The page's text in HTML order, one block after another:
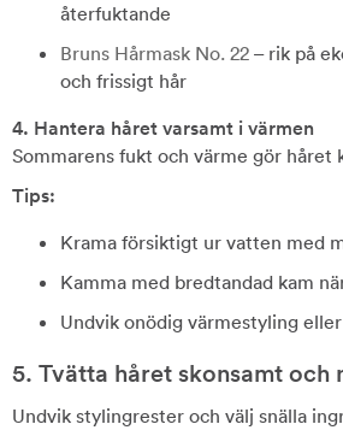
återfuktande
Bruns Hårmask No. 22 – rik på
och frissigt hår
4. Hantera håret varsamt i värmen
Sommarens fukt och värme gör håret
Tips:
Krama försiktigt ur vatten med
Kamma med bredtandad kam
Undvik onödig värmestyling
5. Tvätta håret skonsamt och
Undvik stylingrester och välj snälla